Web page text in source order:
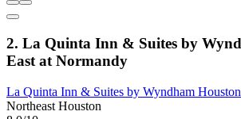
2. La Quinta Inn & Suites by
East at Normandy
La Quinta Inn & Suites by Wyndham
Northeast Houston